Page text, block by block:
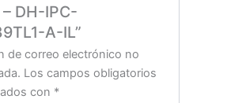
DH-IPC-
A-IL”
de correo electrónico no
Los campos obligatorios
con *